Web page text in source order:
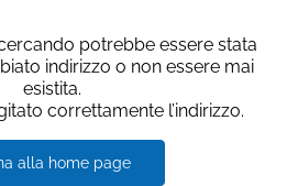
potrebbe essere stata
indirizzo o non essere mai
esistita.
correttamente l’indirizzo.
alla home page